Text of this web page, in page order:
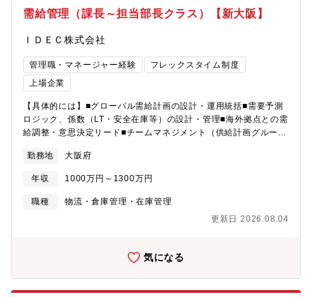
進まずは日本の本社での勤務からスタートし、弊社の業務フロー
や社内体制への理解を深めていただきます。併せて、海外各国に
おける調達状況や取引上の課題について、各部署や現地法人と連
携しながら整理・分析を行っていただきます。その後は、月1回程
度の海外出張を通じて、現地取引先企業との交渉を担っていただ
く予定です。今後も各国での店舗展開が拡大していく見込みであ
り、それに伴い調達環境や調達状況も変化していきます。こうし
た変化を見据え、将来にわたって安定的な調達を実現するため、
発生する課題を一つひとつ解決していくことが重要なミッション
となります。出張先は既存の進出国の中から、その時々の事業状
出張も想定しており、新たな調達体制の構築に関与いただく可能
り、即戦力としての活躍を期待しています。業務や当社状況に関
課題を捉え、自ら考え行動していくことを期待しています。【ポ
ジションの魅力・やりがい】このポジションは、急成長する海外
ら、取引先の選定や取引条件の設計を主体的に進められる裁量の
需給管理（課長～担当部長クラス）【新大阪】
ＩＤＥＣ株式会社
管理職・マネージャー経験
フレックスタイム制度
上場企業
【具体的には】■グローバル需給計画の設計・運用統括■需要予測
ロジック、係数（LT・安全在庫等）の設計・管理■海外拠点との需
給調整・意思決定リード■チームマネジメント（供給計画グルー
募集いたします。【配属部門】■SCM本部 需給管理部：20名※需
給管理部にはSCPグループ(需給管理)・需要計画グループ・供給
計画グループが紐づいています。【ミッション】■組織マネジメン
トと合わせて、グローバル拠点を跨ぐ需給計画の高度化・標準化
《IDEC株式会社とは…》■1945年の創業以来、制御機器の総合メ
IDEC株式会社へと商号を変更。「HMI（ヒューマンマシンインタ
ーフェース）」を核に、人と機械の接点を支えるグローバル企業
です。 《企業特徴》■制御技術・安全技術を核とした「技術力」
に強みがあり、国内外で数多くの特許を保有。10万機種以上の幅
勤務地 大阪府
年収 1000万円～1300万円
職種
物流・倉庫管理・在庫管理
更新日 2026.08.04
気になる